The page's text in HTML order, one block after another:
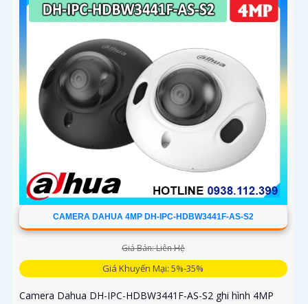
CAMERA DAHUA 4MP DH-IPC-HDBW3441F-AS-S2
Giá Bán: Liên Hệ
Giá Khuyến Mại: 5%-35%
Camera Dahua DH-IPC-HDBW3441F-AS-S2 ghi hình 4MP